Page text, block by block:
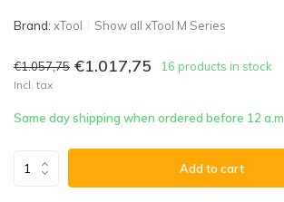
Brand: xTool Show all xTool M Series
€1.057,75 €1.017,75 16 products in stock
Incl. tax
Same day shipping when ordered before 12 a.m.
Add to cart